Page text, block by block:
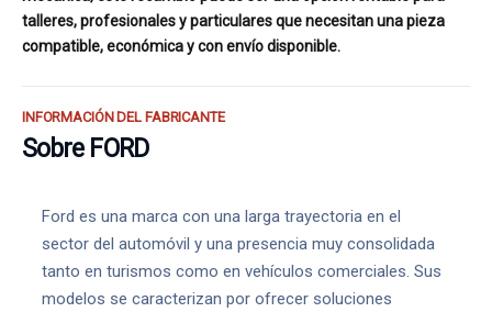
talleres, profesionales y particulares que necesitan una pieza
compatible, económica y con envío disponible.
INFORMACIÓN DEL FABRICANTE
Sobre FORD
Ford es una marca con una larga trayectoria en el
sector del automóvil y una presencia muy consolidada
tanto en turismos como en vehículos comerciales. Sus
modelos se caracterizan por ofrecer soluciones